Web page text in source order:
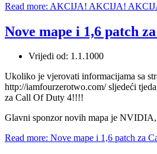
Read more: AKCIJA! AKCIJA!
Nove mape i 1,6 patch
Vrijedi od: 1.1.1000
Ukoliko je vjerovati informacijama sa
http://iamfourzerotwo.com/ sljedeći
za Call Of Duty 4!!!!
Glavni sponzor novih mapa je NVIDIA,
Read more: Nove mape i 1,6 patch za